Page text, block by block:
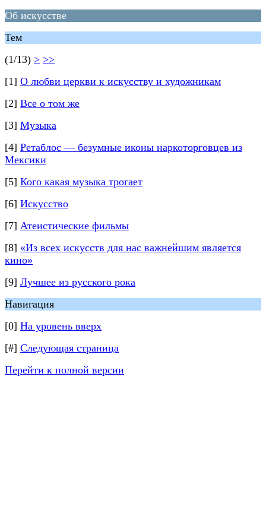
Об искусстве
Тем
(1/13) > >>
[1] О любви церкви к искусству и художникам
[2] Все о том же
[3] Музыка
[4] Ретаблос — безумные иконы наркоторговцев из
Мексики
[5] Кого какая музыка трогает
[6] Искусство
[7] Атеистические фильмы
[8] «Из всех искусств для нас важнейшим является
кино»
[9] Лучшее из русского рока
Навигация
[0] На уровень вверх
[#] Следующая страница
Перейти к полной версии